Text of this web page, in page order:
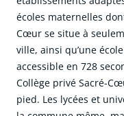
écoles maternelles
Cœur se situe à
ville, ainsi qu’une
accessible en 728
Collège privé Sacré-
pied. Les lycées et